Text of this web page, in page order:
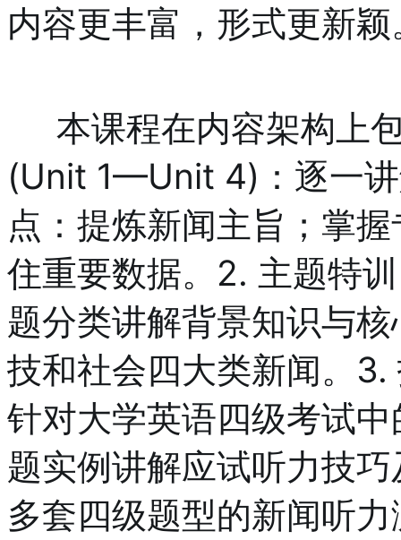
内容更丰富，形式更新颖
(Unit 1—Unit 4)：逐一
点：提炼新闻主旨；掌
住重要数据。2. 主题特
题分类讲解背景知识与
技和社会四大类新闻。
针对大学英语四级考试
题实例讲解应试听力技
多套四级题型的新闻听